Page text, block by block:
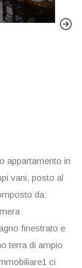
appartamento in
vani, posto al
da:
finestrato e
terra di ampio
ci